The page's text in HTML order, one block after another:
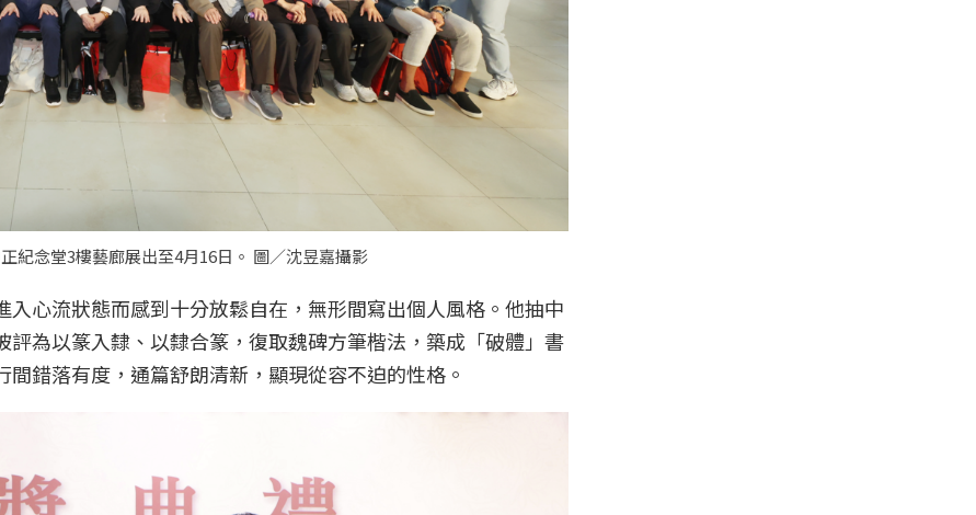
紀念堂3樓藝廊展出至4月16日。 圖／沈昱嘉攝影
心流狀態而感到十分放鬆自在，無形間寫出個人風格。他抽中
為以篆入隸、以隸合篆，復取魏碑方筆楷法，築成「破體」書
錯落有度，通篇舒朗清新，顯現從容不迫的性格。